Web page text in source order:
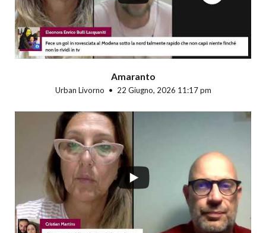
Amaranto
Urban Livorno 22 Giugno, 2026 11:17 pm